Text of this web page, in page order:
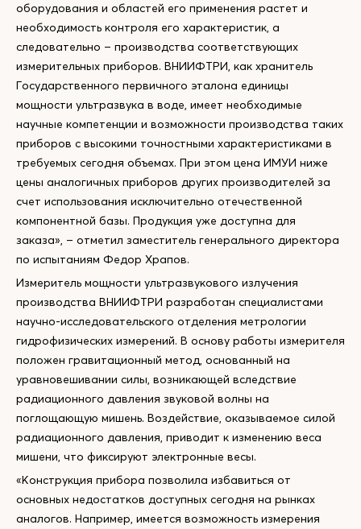
оборудования и областей его применения растет и
необходимость контроля его характеристик, а
следовательно – производства соответствующих
измерительных приборов. ВНИИФТРИ, как хранитель
Государственного первичного эталона единицы
мощности ультразвука в воде, имеет необходимые
научные компетенции и возможности производства таких
приборов с высокими точностными характеристиками в
требуемых сегодня объемах. При этом цена ИМУИ ниже
цены аналогичных приборов других производителей за
счет использования исключительно отечественной
компонентной базы. Продукция уже доступна для
заказа», – отметил заместитель генерального директора
по испытаниям Федор Храпов.
Измеритель мощности ультразвукового излучения
производства ВНИИФТРИ разработан специалистами
научно-исследовательского отделения метрологии
гидрофизических измерений. В основу работы измерителя
положен гравитационный метод, основанный на
уравновешивании силы, возникающей вследствие
радиационного давления звуковой волны на
поглощающую мишень. Воздействие, оказываемое силой
радиационного давления, приводит к изменению веса
мишени, что фиксируют электронные весы.
«Конструкция прибора позволила избавиться от
основных недостатков доступных сегодня на рынках
аналогов. Например, имеется возможность измерения